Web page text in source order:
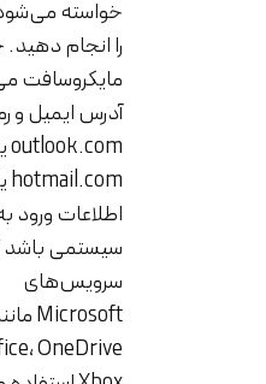
خواسته می‌شود این کار
را انجام دهید. حساب
مایکروسافت می‌تواند
آدرس ایمیل و رمز عبور
outlook.com یا
hotmail.com یا
اطلاعات ورود به
سیستمی باشد که برای
سرویس‌های
Microsoft مانند
Office، OneDrive یا